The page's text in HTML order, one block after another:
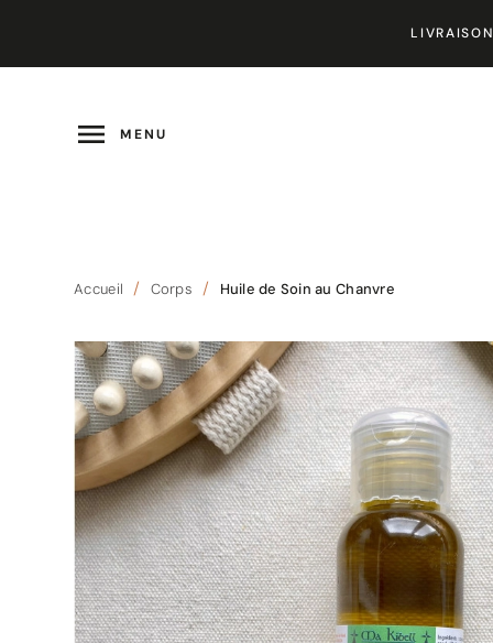
 MENU
Accueil Corps Huile de Soin au Chanvre